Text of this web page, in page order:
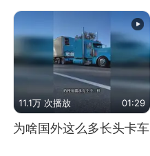
11.1万 次播放 01:29
为啥国外这么多长头卡车